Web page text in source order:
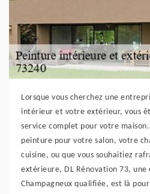
Lorsque vous cherchez une
intérieur et votre extérieur, vous
service complet pour votre maison.
peinture pour votre salon, votre
cuisine, ou que vous souhaitiez
extérieure, DL Rénovation 73,
Champagneux qualifiée, est là